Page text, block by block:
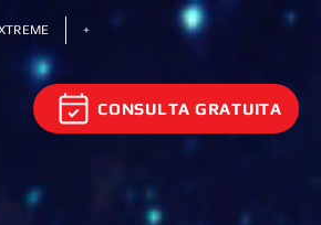
CONSULTA GRATUITA
+